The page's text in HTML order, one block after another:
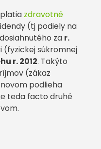
zdravotné
(tj podiely na
za r.
súkromnej
r. 2012. Takýto
(zákaz
podlieha
teda facto druhé